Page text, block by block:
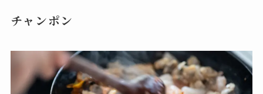
チャンポン